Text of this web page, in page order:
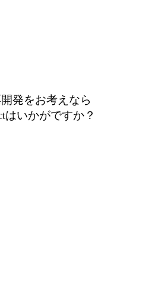
で帳票開発をお
はいかがですか？